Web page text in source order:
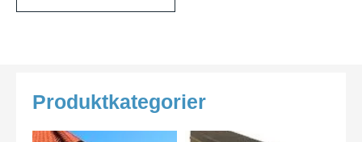
Produktkategorier